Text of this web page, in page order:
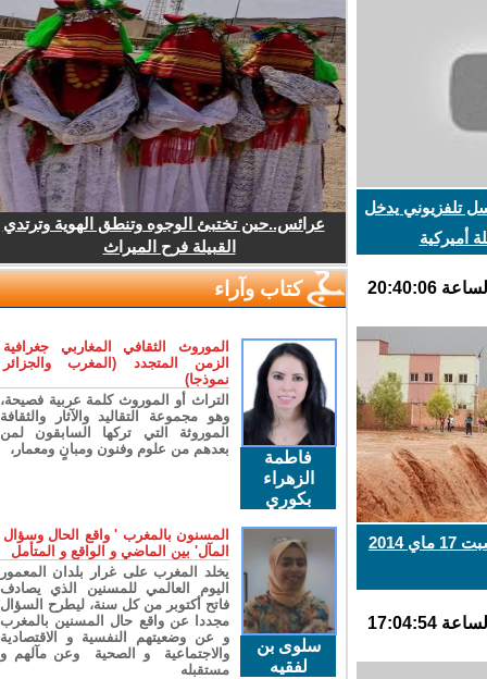
تلفزيوني يدخل
عرائس..حين تختبئ الوجوه وتنطق الهوية وترتدي
القبيلة فرح الميراث
كتاب وآراء
فاطمة
الزهراء
بكوري
الموروث الثقافي المغاربي جغرافية
الزمن المتجدد (المغرب والجزائر
نموذجا)
التراث أو الموروث كلمة عربية فصيحة،
وهو مجموعة التقاليد والآثار والثقافة
الموروثة التي تركها السابقون لمن
بعدهم من علوم وفنون ومبانٍ ومعمار،
سلوى بن
لفقيه
المسنون بالمغرب ' واقع الحال وسؤال
المآل' بين الماضي و الواقع و المتأمل
يخلد المغرب على غرار بلدان المعمور
اليوم العالمي للمسنين الذي يصادف
فاتح أكتوبر من كل سنة، ليطرح السؤال
مجددا عن واقع حال المسنين بالمغرب
و عن وضعيتهم النفسية و الاقتصادية
والاجتماعية و الصحية وعن مآلهم و
مستقبله